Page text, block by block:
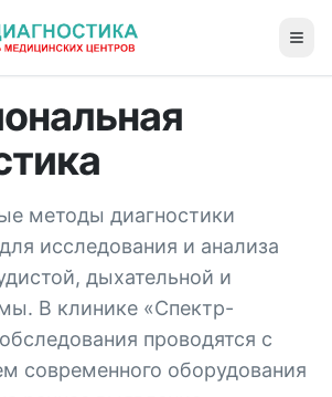
методы диагностики
исследования и анализа
дыхательной и
В клинике «Спектр-
проводятся с
современного оборудования